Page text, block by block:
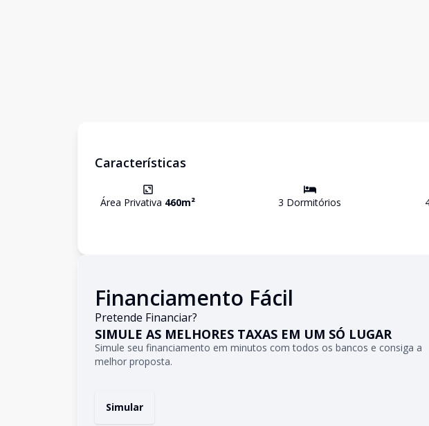
Características
Área Privativa 460m² 3 Dormitórios
Financiamento Fácil
Pretende Financiar?
SIMULE AS MELHORES TAXAS EM UM SÓ LUGAR
Simule seu financiamento em minutos com todos os bancos e consiga a
melhor proposta.
Simular